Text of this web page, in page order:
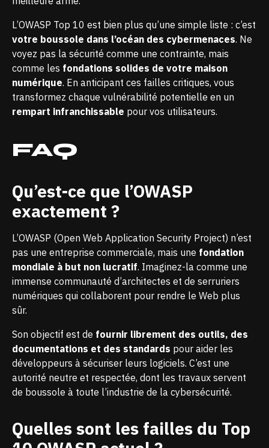
L’OWASP Top 10 est bien plus qu’une simple liste : c’est
votre boussole dans l’océan des cybermenaces. Ne
voyez pas la sécurité comme une contrainte, mais
comme les fondations solides de votre maison
numérique. En anticipant ces failles critiques, vous
transformez chaque vulnérabilité potentielle en un
rempart infranchissable pour vos utilisateurs.
FAQ
Qu’est-ce que l’OWASP
exactement ?
L’OWASP (Open Web Application Security Project) n’est
pas une entreprise commerciale, mais une fondation
mondiale à but non lucratif. Imaginez-la comme une
immense communauté d’architectes et de serruriers
numériques qui collaborent pour rendre le Web plus
sûr.
Son objectif est de fournir librement des outils, des
documentations et des standards pour aider les
développeurs à sécuriser leurs logiciels. C’est une
autorité neutre et respectée, dont les travaux servent
de boussole à toute l’industrie de la cybersécurité.
Quelles sont les failles du Top